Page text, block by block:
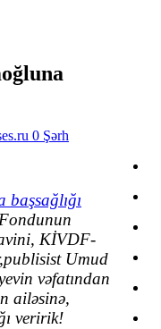
0 Şərh
KİVDF-
Umud
vəfatından
ailəsinə,
veririk!